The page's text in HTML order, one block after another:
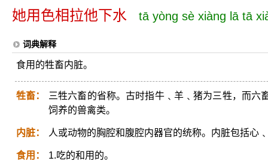
她用色相拉他下水 tā yòng sè xiàng lā tā
词典解释
食用的牲畜内脏。
牲畜：
三牲六畜的省称。古时指牛﹑羊﹑猪为三牲，而六
饲养的兽禽类。
内脏： 人或动物的胸腔和腹腔内器官的统称。内脏包括心
食用：
1.吃的和用的。